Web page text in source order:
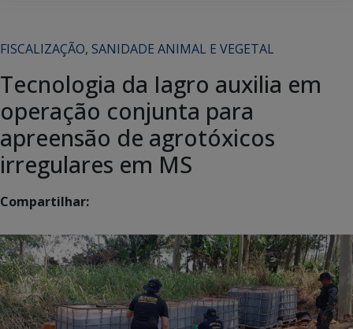
FISCALIZAÇÃO, SANIDADE ANIMAL E VEGETAL
Tecnologia da Iagro auxilia em
operação conjunta para
apreensão de agrotóxicos
irregulares em MS
Compartilhar: